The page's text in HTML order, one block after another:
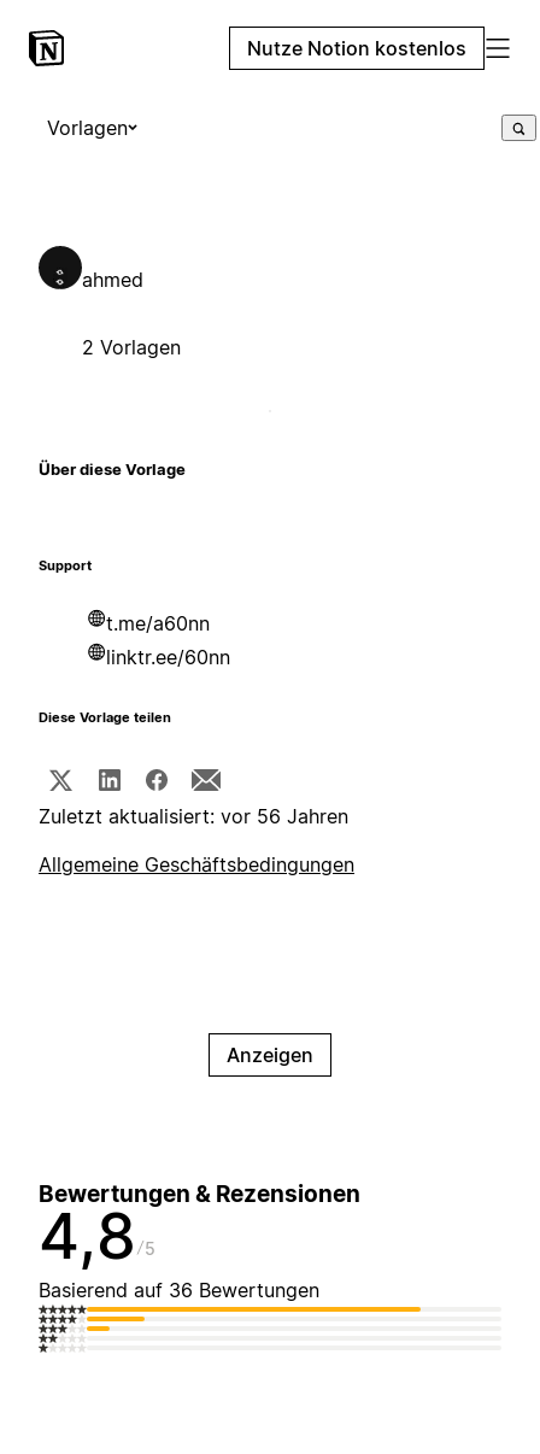
Nutze Notion kostenlos
Vorlagen
ahmed
2 Vorlagen
Über diese Vorlage
Support
t.me/a60nn
linktr.ee/60nn
Diese Vorlage teilen
Zuletzt aktualisiert: vor 56 Jahren
Allgemeine Geschäftsbedingungen
Anzeigen
Bewertungen & Rezensionen
4,8 5
Basierend auf 36 Bewertungen